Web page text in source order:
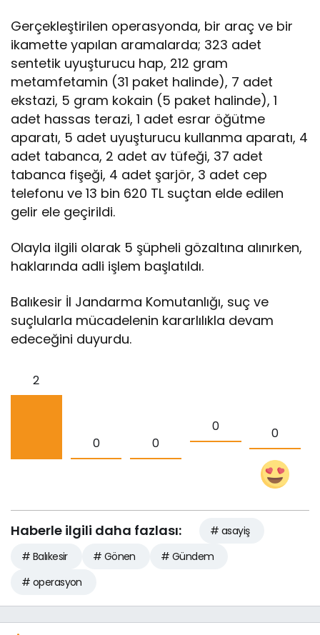
Gerçekleştirilen operasyonda, bir araç ve bir
ikamette yapılan aramalarda; 323 adet
sentetik uyuşturucu hap, 212 gram
metamfetamin (31 paket halinde), 7 adet
ekstazi, 5 gram kokain (5 paket halinde), 1
adet hassas terazi, 1 adet esrar öğütme
aparatı, 5 adet uyuşturucu kullanma aparatı, 4
adet tabanca, 2 adet av tüfeği, 37 adet
tabanca fişeği, 4 adet şarjör, 3 adet cep
telefonu ve 13 bin 620 TL suçtan elde edilen
gelir ele geçirildi.
Olayla ilgili olarak 5 şüpheli gözaltına alınırken,
haklarında adli işlem başlatıldı.
Balıkesir İl Jandarma Komutanlığı, suç ve
suçlularla mücadelenin kararlılıkla devam
edeceğini duyurdu.
2
0 0
0 0
Haberle ilgili daha fazlası:
# asayiş
# Balıkesir
# Gönen
# Gündem
# operasyon